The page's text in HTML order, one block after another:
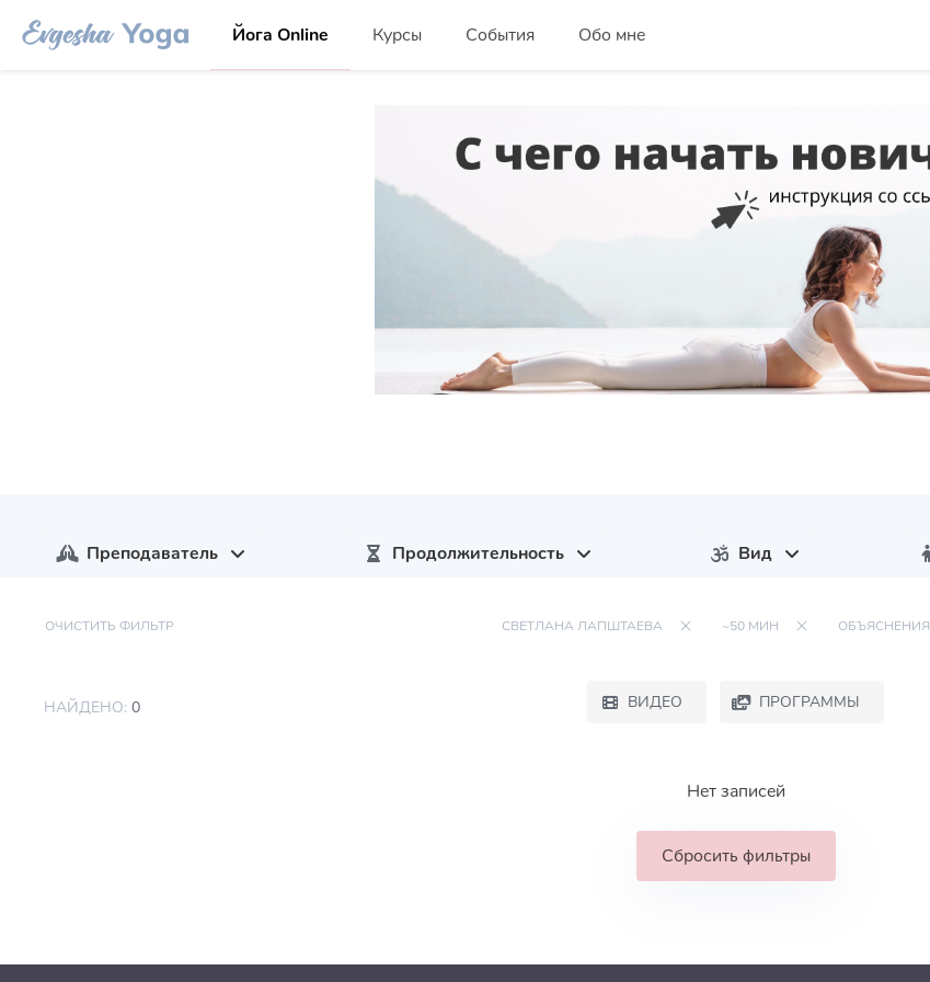
Йога Online Курсы События Обо мне
Преподаватель Продолжительность Вид
ОЧИСТИТЬ ФИЛЬТР СВЕТЛАНА ЛАПШТАЕВА ~50 МИН ОБЪЯСНЕНИЯ
НАЙДЕНО: 0 ВИДЕО ПРОГРАММЫ
Нет записей
Сбросить фильтры